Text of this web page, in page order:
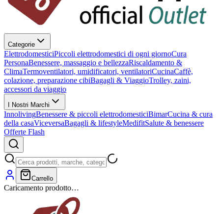
Categorie
ElettrodomesticiPiccoli elettrodomestici di ogni giornoCura
PersonaBenessere, massaggio e bellezzaRiscaldamento &
ClimaTermoventilatori, umidificatori, ventilatoriCucinaCaffè,
colazione, preparazione cibiBagagli & ViaggioTrolley, zaini,
accessori da viaggio
I Nostri Marchi
InnolivingBenessere & piccoli elettrodomesticiBimarCucina & cura
della casaViceversaBagagli & lifestyleMedifitSalute & benessere
Offerte Flash
Carrello
Caricamento prodotto…